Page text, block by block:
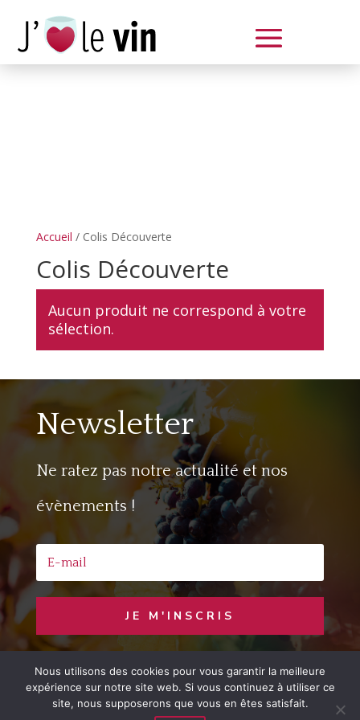
Accueil / Colis Découverte
Colis Découverte
Aucun produit ne correspond à votre
sélection.
Newsletter
Ne ratez pas notre actualité et nos
évènements !
JE M'INSCRIS
Copyright © 2020 Jaime le Vin – Developed
byLemonCom
Nous utilisons des cookies pour vous garantir la meilleure
expérience sur notre site web. Si vous continuez à utiliser ce
site, nous supposerons que vous en êtes satisfait.